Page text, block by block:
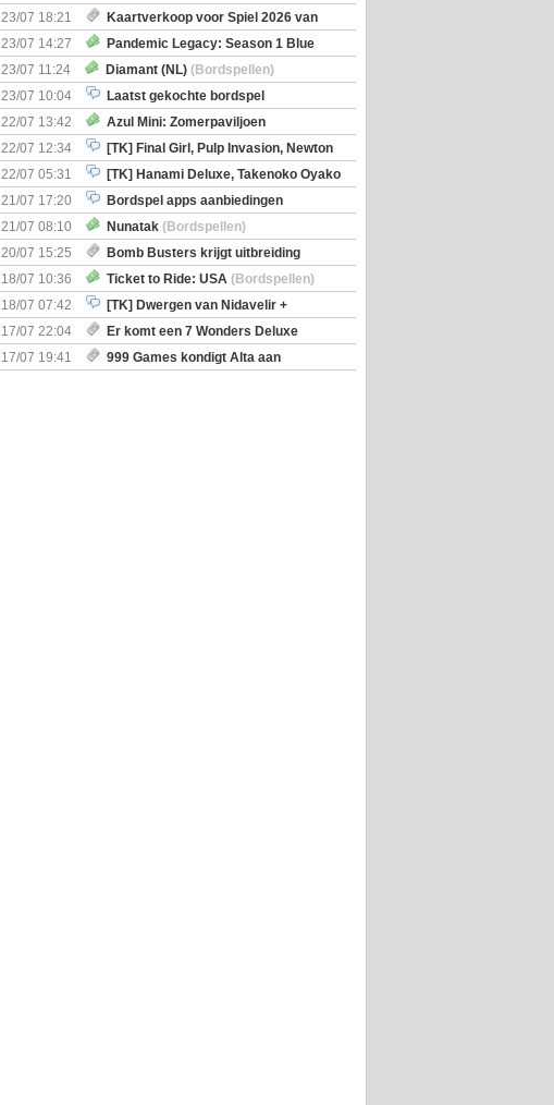
23/07 18:21
Kaartverkoop voor Spiel 2026 van
start
23/07 14:27
Pandemic Legacy: Season 1 Blue
(Bordspellen)
23/07 11:24 Diamant (NL) (Bordspellen)
23/07 10:04
Laatst gekochte bordspel
22/07 13:42
Azul Mini: Zomerpaviljoen
(Bordspellen)
22/07 12:34
[TK] Final Girl, Pulp Invasion, Newton
& Great Discoveries
22/07 05:31
[TK] Hanami Deluxe, Takenoko Oyako
bigbox
21/07 17:20
Bordspel apps aanbiedingen
21/07 08:10
Nunatak (Bordspellen)
20/07 15:25
Bomb Busters krijgt uitbreiding
genaamd Pro Kit
18/07 10:36 Ticket to Ride: USA (Bordspellen)
18/07 07:42
[TK] Dwergen van Nidavelir +
Sherlock Holmes Consulting Detective
17/07 22:04
Er komt een 7 Wonders Deluxe
Monsterbox
17/07 19:41 999 Games kondigt Alta aan